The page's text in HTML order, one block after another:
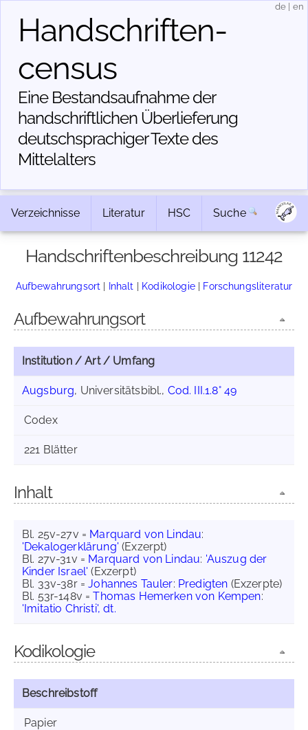
Handschriften­
census
Eine Bestandsaufnahme der
handschriftlichen Über­lieferung
deutschsprachiger Texte des
Mittelalters
de en
Verzeichnisse Literatur HSC Suche
Handschriftenbeschreibung 11242
Aufbewahrungsort | Inhalt | Kodikologie| Forschungsliteratur
Aufbewahrungsort
Institution / Art / Umfang
Augsburg, Universitätsbibl., Cod. III.1.8° 49
Codex
221 Blätter
Inhalt
Bl. 25v-27v = Marquard von Lindau:
'Dekalogerklärung' (Exzerpt)
Bl. 27v-31v = Marquard von Lindau: 'Auszug der
Kinder Israel' (Exzerpt)
Bl. 33v-38r =Johannes Tauler: Predigten (Exzerpte)
Bl. 53r-148v =Thomas Hemerken von Kempen:
'Imitatio Christi', dt.
Kodikologie
Beschreibstoff
Papier